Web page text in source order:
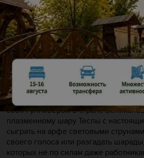
Есть возможность построить мост
наблюдать зарождение торнадо. В
можно сыграть на барабанах,
самодельном органе из
лабиринте необходимо добраться
другую, не задев при этом лучи. В
посетителей появится ощущение,
могут удержать равновесие. Кроме
могут присесть на гигантский стул
себя Гулливером в стране
плазменному шару Теслы с
сыграть на арфе световыми
своего голоса или разгадать
которых не по силам даже